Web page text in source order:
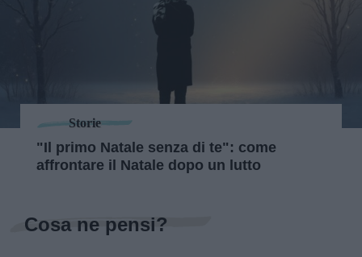
Storie
"Il primo Natale senza di te": come
affrontare il Natale dopo un lutto
Cosa ne pensi?